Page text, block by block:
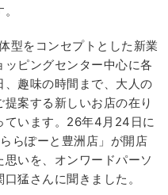
型をコンセプトとした新業
ピングセンター中心に各
趣味の時間まで、大人の
案する新しいお店の在り
ています。26年4月24日に
らぽーと豊洲店」が開店
いを、オンワードパーソ
猛さんに聞きました。